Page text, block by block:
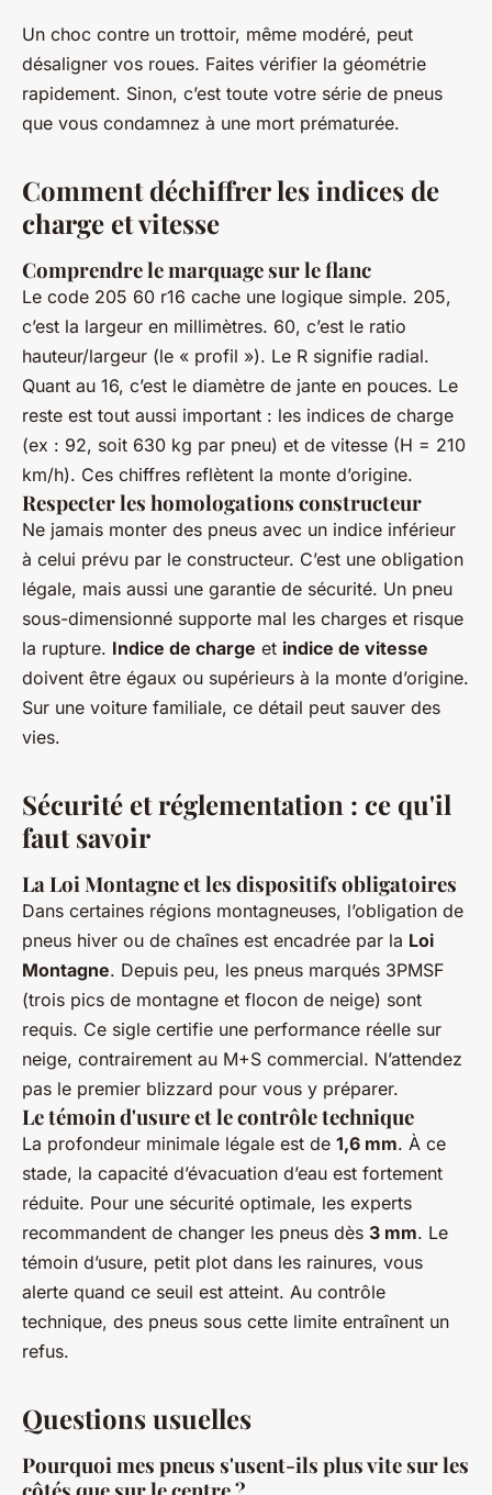
Un choc contre un trottoir, même modéré, peut
désaligner vos roues. Faites vérifier la géométrie
rapidement. Sinon, c’est toute votre série de pneus
que vous condamnez à une mort prématurée.
Comment déchiffrer les indices de
charge et vitesse
Comprendre le marquage sur le flanc
Le code 205 60 r16 cache une logique simple. 205,
c’est la largeur en millimètres. 60, c’est le ratio
hauteur/largeur (le « profil »). Le R signifie radial.
Quant au 16, c’est le diamètre de jante en pouces. Le
reste est tout aussi important : les indices de charge
(ex : 92, soit 630 kg par pneu) et de vitesse (H = 210
km/h). Ces chiffres reflètent la monte d’origine.
Respecter les homologations constructeur
Ne jamais monter des pneus avec un indice inférieur
à celui prévu par le constructeur. C’est une obligation
légale, mais aussi une garantie de sécurité. Un pneu
sous-dimensionné supporte mal les charges et risque
la rupture. Indice de charge et indice de vitesse
doivent être égaux ou supérieurs à la monte d’origine.
Sur une voiture familiale, ce détail peut sauver des
vies.
Sécurité et réglementation : ce qu'il
faut savoir
La Loi Montagne et les dispositifs obligatoires
Dans certaines régions montagneuses, l’obligation de
pneus hiver ou de chaînes est encadrée par la Loi
Montagne. Depuis peu, les pneus marqués 3PMSF
(trois pics de montagne et flocon de neige) sont
requis. Ce sigle certifie une performance réelle sur
neige, contrairement au M+S commercial. N’attendez
pas le premier blizzard pour vous y préparer.
Le témoin d'usure et le contrôle technique
La profondeur minimale légale est de 1,6 mm. À ce
stade, la capacité d’évacuation d’eau est fortement
réduite. Pour une sécurité optimale, les experts
recommandent de changer les pneus dès 3 mm. Le
témoin d’usure, petit plot dans les rainures, vous
alerte quand ce seuil est atteint. Au contrôle
technique, des pneus sous cette limite entraînent un
refus.
Questions usuelles
Pourquoi mes pneus s'usent-ils plus vite sur les